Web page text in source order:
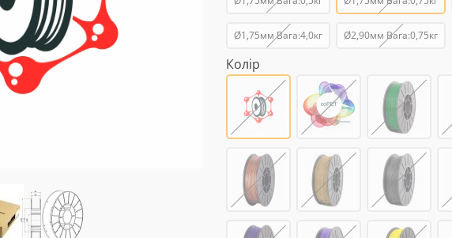
Ø1,75мм Вага:4,0кг Ø2,90мм Вага:0,75кг
Колір